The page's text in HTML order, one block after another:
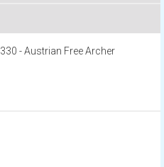
330 - Austrian Free Archer